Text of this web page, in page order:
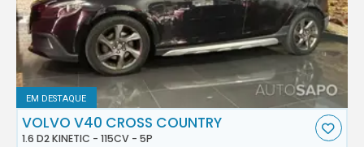
EM DESTAQUE
VOLVO V40 CROSS COUNTRY
1.6 D2 KINETIC - 115CV - 5P